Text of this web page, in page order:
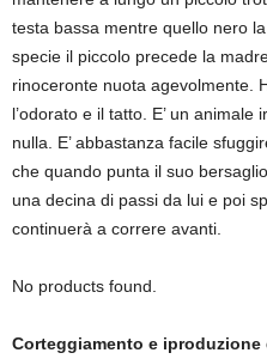
testa bassa mentre quello nero
specie il piccolo precede la
rinoceronte nuota agevolmente.
l’odorato e il tatto. E’ un
nulla. E’ abbastanza facile
che quando punta il suo
una decina di passi da lui e poi
continuerà a correre avanti.
No products found.
Corteggiamento e